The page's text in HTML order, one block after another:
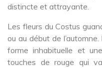
distincte et attrayante.
Les fleurs du Costus
ou au début de
forme inhabituelle et
touches de rouge qui